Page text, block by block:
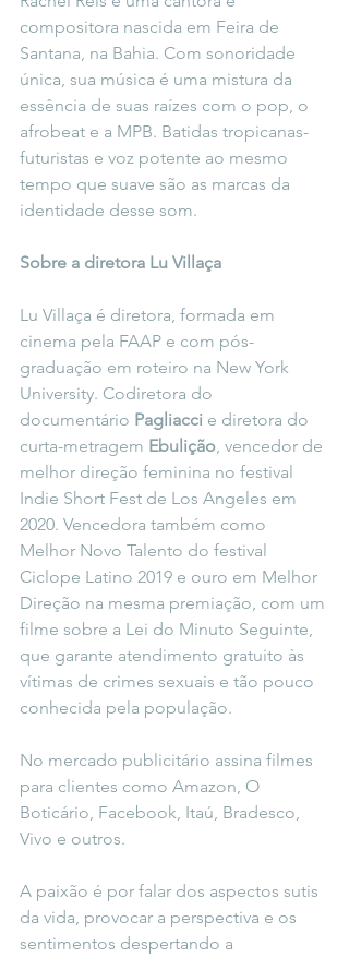
compositora nascida em Feira de
Santana, na Bahia. Com sonoridade
única, sua música é uma mistura da
essência de suas raízes com o pop, o
afrobeat e a MPB. Batidas tropicanas-
futuristas e voz potente ao mesmo
tempo que suave são as marcas da
identidade desse som.
Sobre a diretora Lu Villaça
Lu Villaça é diretora, formada em
cinema pela FAAP e com pós-
graduação em roteiro na New York
University. Codiretora do
documentário Pagliacci e diretora do
curta-metragem Ebulição, vencedor de
melhor direção feminina no festival
Indie Short Fest de Los Angeles em
2020. Vencedora também como
Melhor Novo Talento do festival
Ciclope Latino 2019 e ouro em Melhor
Direção na mesma premiação, com um
filme sobre a Lei do Minuto Seguinte,
que garante atendimento gratuito às
vítimas de crimes sexuais e tão pouco
conhecida pela população.
No mercado publicitário assina filmes
para clientes como Amazon, O
Boticário, Facebook, Itaú, Bradesco,
Vivo e outros.
A paixão é por falar dos aspectos sutis
da vida, provocar a perspectiva e os
sentimentos despertando a